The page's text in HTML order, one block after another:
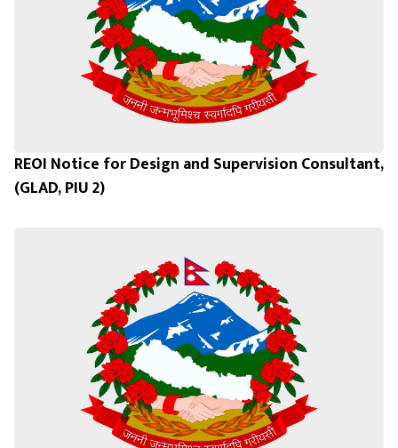
REOI Notice for Design and Supervision Consultant,
(GLAD, PIU 2)